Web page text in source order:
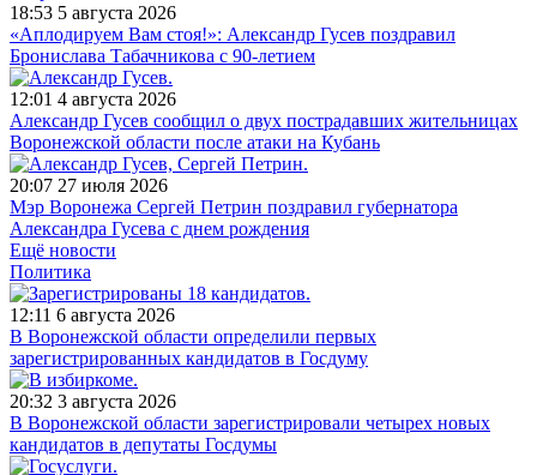
18:53 5 августа 2026
«Аплодируем Вам стоя!»: Александр Гусев поздравил
Бронислава Табачникова с 90-летием
12:01 4 августа 2026
Александр Гусев сообщил о двух пострадавших жительницах
Воронежской области после атаки на Кубань
20:07 27 июля 2026
Мэр Воронежа Сергей Петрин поздравил губернатора
Александра Гусева с днем рождения
Ещё новости
Политика
12:11 6 августа 2026
В Воронежской области определили первых
зарегистрированных кандидатов в Госдуму
20:32 3 августа 2026
В Воронежской области зарегистрировали четырех новых
кандидатов в депутаты Госдумы